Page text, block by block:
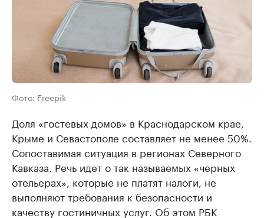
Фото: Freepik
Доля «гостевых домов» в Краснодарском крае,
Крыме и Севастополе составляет не менее 50%.
Сопоставимая ситуация в регионах Северного
Кавказа. Речь идет о так называемых «черных
отельерах», которые не платят налоги, не
выполняют требования к безопасности и
качеству гостиничных услуг. Об этом РБК